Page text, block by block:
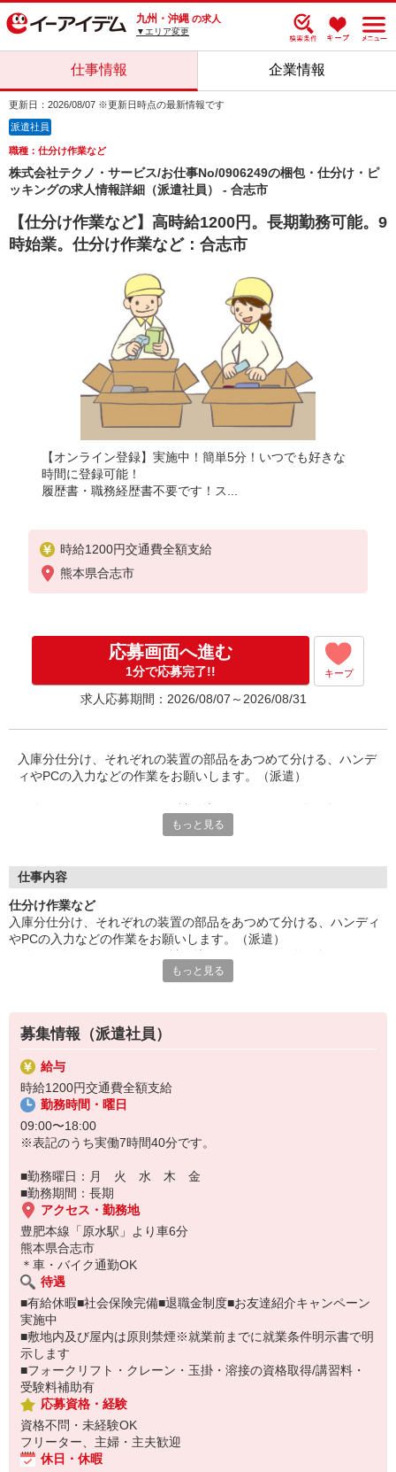
九州・沖縄 の求人
▼エリア変更
仕事情報 企業情報
更新日：2026/08/07 ※更新日時点の最新情報です
派遣社員
職種：仕分け作業など
株式会社テクノ・サービス/お仕事No/0906249の梱包・仕分け・ピ
ッキングの求人情報詳細（派遣社員） - 合志市
【仕分け作業など】高時給1200円。長期勤務可能。9
時始業。仕分け作業など：合志市
【オンライン登録】実施中！簡単5分！いつでも好きな
時間に登録可能！
履歴書・職務経歴書不要です！ス...
時給1200円交通費全額支給
熊本県合志市
応募画面へ進む
1分で応募完了!! キープ
求人応募期間：2026/08/07～2026/08/31
入庫分仕分け、それぞれの装置の部品をあつめて分ける、ハンデ
ィやPCの入力などの作業をお願いします。（派遣）
め、視力補正を含め業務に支障のない方に向いています。
給与即払いOK！ただし就業状況によりご利用いただけない場合
『テクノ・サービス』は、派遣業界大手スタッフサービスグルー
プです。
全国にあるお仕事の中から、一人ひとりのスキルや希望条件に応
じたお仕事をご案内します。
登録方法は、【オンライン】【電話】【登録会来場】の3つから
選べます♪
★★履歴書・証明写真は不要！★★
また、ご登録済の方はお仕事の紹介がスムーズです。
ご応募お待ちしています。
もっと見る
仕事内容
仕分け作業など
入庫分仕分け、それぞれの装置の部品をあつめて分ける、ハンディ
やPCの入力などの作業をお願いします。（派遣）
視力補正を含め業務に支障のない方に向いています。
＊簡単作業です
もっと見る
募集情報（派遣社員）
給与
時給1200円交通費全額支給
勤務時間・曜日
09:00〜18:00
※表記のうち実働7時間40分です。
■勤務曜日：月 火 水 木 金
■勤務期間：長期
アクセス・勤務地
豊肥本線「原水駅」より車6分
熊本県合志市
＊車・バイク通勤OK
待遇
■有給休暇■社会保険完備■退職金制度■お友達紹介キャンペーン
実施中
■敷地内及び屋内は原則禁煙※就業前までに就業条件明示書で明
示します
■フォークリフト・クレーン・玉掛・溶接の資格取得/講習料・
受験料補助有
応募資格・経験
資格不問・未経験OK
フリーター、主婦・主夫歓迎
休日・休暇